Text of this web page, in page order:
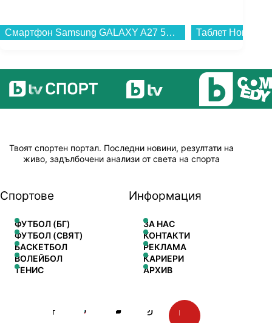
Таблет Honor PAD X8a WIFI 128/4 KIDS EDITION , 128 GB, 4 GB...
Твоят спортен портал. Последни новини, резултати на
живо, задълбочени анализи от света на спорта
Спортове
ФУТБОЛ (БГ)
ФУТБОЛ (СВЯТ)
БАСКЕТБОЛ
ВОЛЕЙБОЛ
ТЕНИС
Информация
ЗА НАС
КОНТАКТИ
РЕКЛАМА
КАРИЕРИ
АРХИВ